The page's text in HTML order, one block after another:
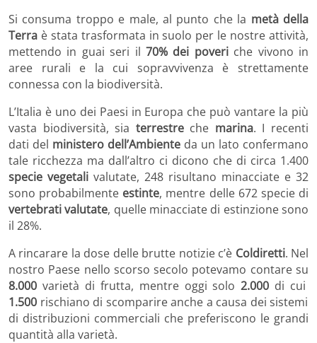
Si consuma troppo e male, al punto che la metà della
Terra è stata trasformata in suolo per le nostre attività,
mettendo in guai seri il 70% dei poveriche vivono in
aree rurali e la cui sopravvivenza è strettamente
connessa con la biodiversità.
L’Italia è uno dei Paesi in Europa che può vantare la più
vasta biodiversità, sia terrestreche marina. I recenti
dati del ministero dell’Ambiente da un lato confermano
tale ricchezza ma dall’altro ci dicono che di circa 1.400
specie vegetali valutate, 248 risultano minacciate e 32
sono probabilmente estinte, mentre delle 672 specie di
vertebrativalutate, quelle minacciate di estinzione sono
il 28%.
A rincarare la dose delle brutte notizie c’è Coldiretti. Nel
nostro Paese nello scorso secolo potevamo contare su
8.000 varietà di frutta, mentre oggi solo2.000 di cui
1.500 rischiano di scomparire anche a causa dei sistemi
di distribuzioni commerciali che preferiscono le grandi
quantità alla varietà.